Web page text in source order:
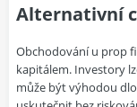
Alternativní
Obchodování u prop
kapitálem. Investory
může být výhodou